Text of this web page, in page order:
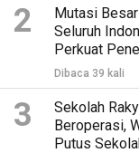
2
Mutasi
Seluruh
Perkuat
Dibaca 39 kali
3
Sekolah
Beroperasi,
Putus